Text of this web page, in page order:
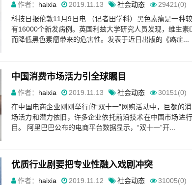
作者： haixia 2019.11.13 社会动态
29421(0)
科技日报伦敦11月9日电 （记者田学科）黑色素瘤是一种
有16000个新发病例。英国利兹大学研究人员发现，维生
而降低黑色素瘤带来的危害性。发表于近日出版的《癌症...
中国消费市场活力引全球瞩目
作者： haixia 2019.11.13 社会动态
30151(0)
在中国电商企业刚刚举行的“双十一”网购活动中，巨额的
场活力和潜力依旧，许多企业依托前沿技术在中国市场进
目。 阿里巴巴公布的电商平台数据显示，“双十一”开...
优质行业剧要把专业性融入戏剧冲突
作者： haixia 2019.11.12 社会动态
31005(0)